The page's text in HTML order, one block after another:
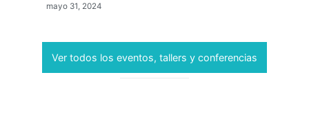
mayo 31, 2024
Ver todos los eventos, tallers y conferencias